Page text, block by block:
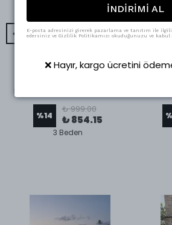
%14
₺ 999.00
₺ 854.15
3 Beden
%
İNDİRİMİ AL
E-posta adresinizi girerek pazarlama ve tanıtım ile
edersiniz ve Gizlilik Politikamızı okuduğunuzu ve kabul
❌ Hayır, kargo ücretini